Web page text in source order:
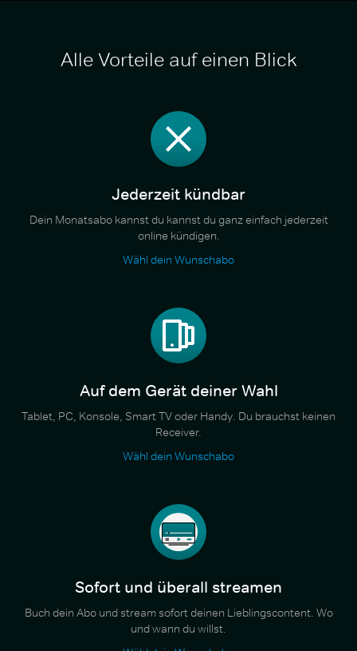
Alle Vorteile auf einen Blick
Jederzeit kündbar
Dein Monatsabo kannst du kannst du ganz einfach jederzeit
online kündigen.
Wähl dein Wunschabo
Auf dem Gerät deiner Wahl
Tablet, PC, Konsole, Smart TV oder Handy. Du brauchst keinen
Receiver.
Wähl dein Wunschabo
Sofort und überall streamen
Buch dein Abo und stream sofort deinen Lieblingscontent. Wo
und wann du willst.